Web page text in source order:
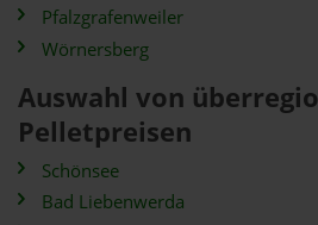
Pfalzgrafenweiler
Wörnersberg
Auswahl von
Pelletpreisen
Schönsee
Bad Liebenwerda